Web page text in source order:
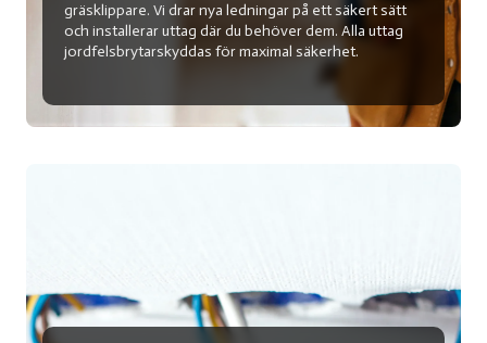
gräsklippare. Vi drar nya ledningar på ett säkert sätt
och installerar uttag där du behöver dem. Alla uttag
jordfelsbrytarskyddas för maximal säkerhet.